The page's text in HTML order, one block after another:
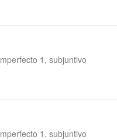
1, subjuntivo
1, subjuntivo